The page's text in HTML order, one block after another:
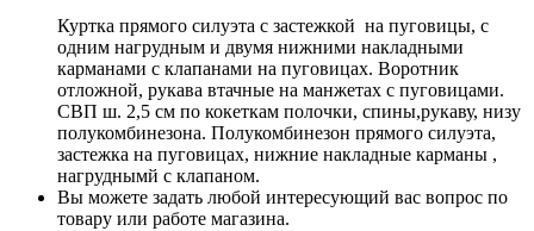
Куртка прямого силуэта с застежкой на пуговицы, с
одним нагрудным и двумя нижними накладными
карманами с клапанами на пуговицах. Воротник
отложной, рукава втачные на манжетах с пуговицами.
СВП ш. 2,5 см по кокеткам полочки, спины,рукаву, низу
полукомбинезона. Полукомбинезон прямого силуэта,
застежка на пуговицах, нижние накладные карманы ,
нагруднымй с клапаном.
Вы можете задать любой интересующий вас вопрос по
товару или работе магазина.